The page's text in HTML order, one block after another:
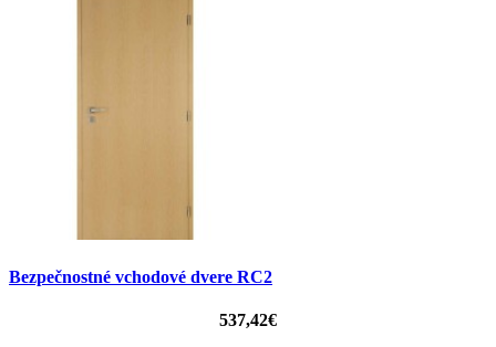
Bezpečnostné vchodové dvere RC2
537,42€